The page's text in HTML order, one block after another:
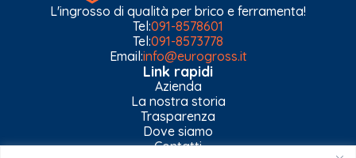
L'ingrosso di qualità per brico e ferramenta!
Tel:091-8578601
Tel:091-8573778
Email:info@eurogross.it
Link rapidi
Azienda
La nostra storia
Trasparenza
Dove siamo
Contatti